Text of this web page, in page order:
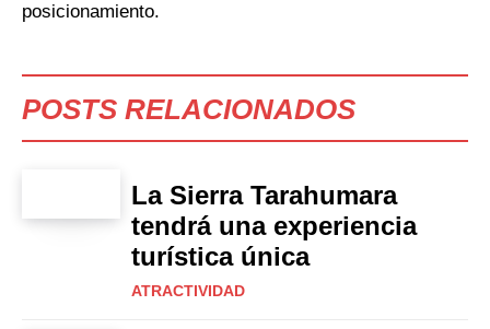
posicionamiento.
POSTS RELACIONADOS
La Sierra Tarahumara
tendrá una experiencia
turística única
ATRACTIVIDAD